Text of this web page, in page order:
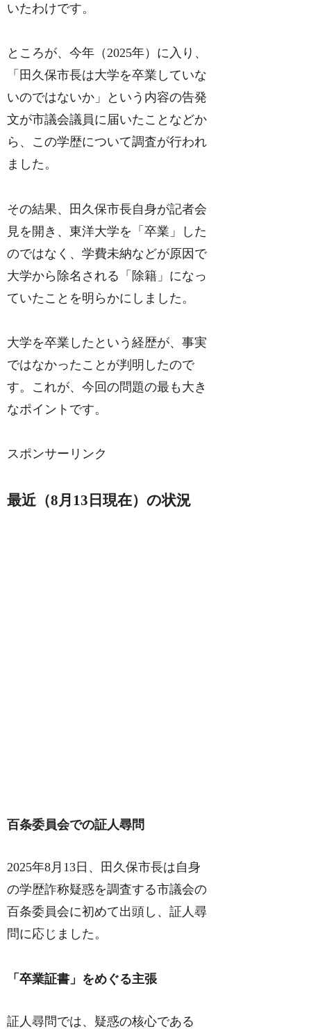
いたわけです。
ところが、今年（2025年）に入り、
「田久保市長は大学を卒業していな
いのではないか」という内容の告発
文が市議会議員に届いたことなどか
ら、この学歴について調査が行われ
ました。
その結果、田久保市長自身が記者会
見を開き、東洋大学を「卒業」した
のではなく、学費未納などが原因で
大学から除名される「除籍」になっ
ていたことを明らかにしました。
大学を卒業したという経歴が、事実
ではなかったことが判明したので
す。これが、今回の問題の最も大き
なポイントです。
スポンサーリンク
最近（8月13日現在）の状況
百条委員会での証人尋問
2025年8月13日、田久保市長は自身
の学歴詐称疑惑を調査する市議会の
百条委員会に初めて出頭し、証人尋
問に応じました。
「卒業証書」をめぐる主張
証人尋問では、疑惑の核心である